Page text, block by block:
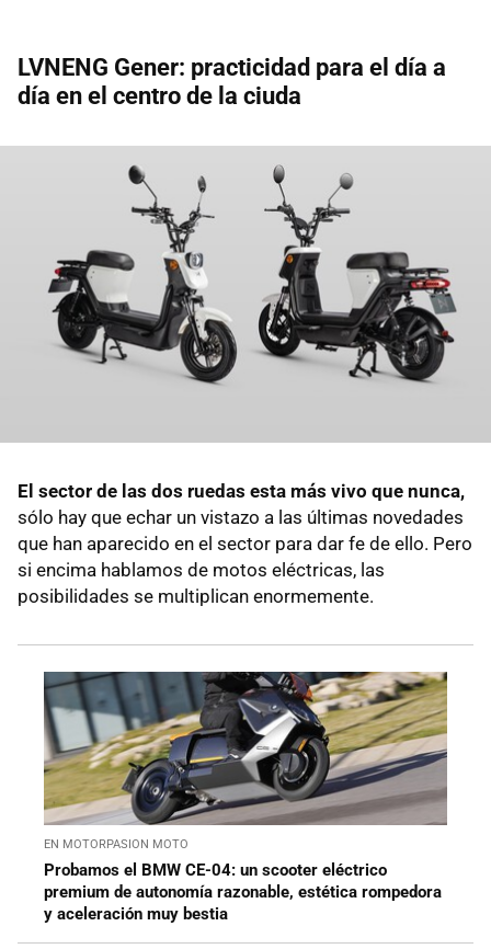
LVNENG Gener: practicidad para el día a
día en el centro de la ciuda
El sector de las dos ruedas esta más vivo que nunca,
sólo hay que echar un vistazo a las últimas novedades
que han aparecido en el sector para dar fe de ello. Pero
si encima hablamos de motos eléctricas, las
posibilidades se multiplican enormemente.
EN MOTORPASION MOTO
Probamos el BMW CE-04: un scooter eléctrico
premium de autonomía razonable, estética rompedora
y aceleración muy bestia